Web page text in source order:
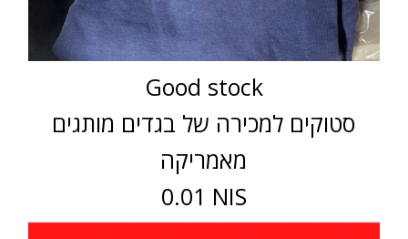
Good stock
סטוקים למכירה של בגדים מותגים
מאמריקה
0.01 NIS